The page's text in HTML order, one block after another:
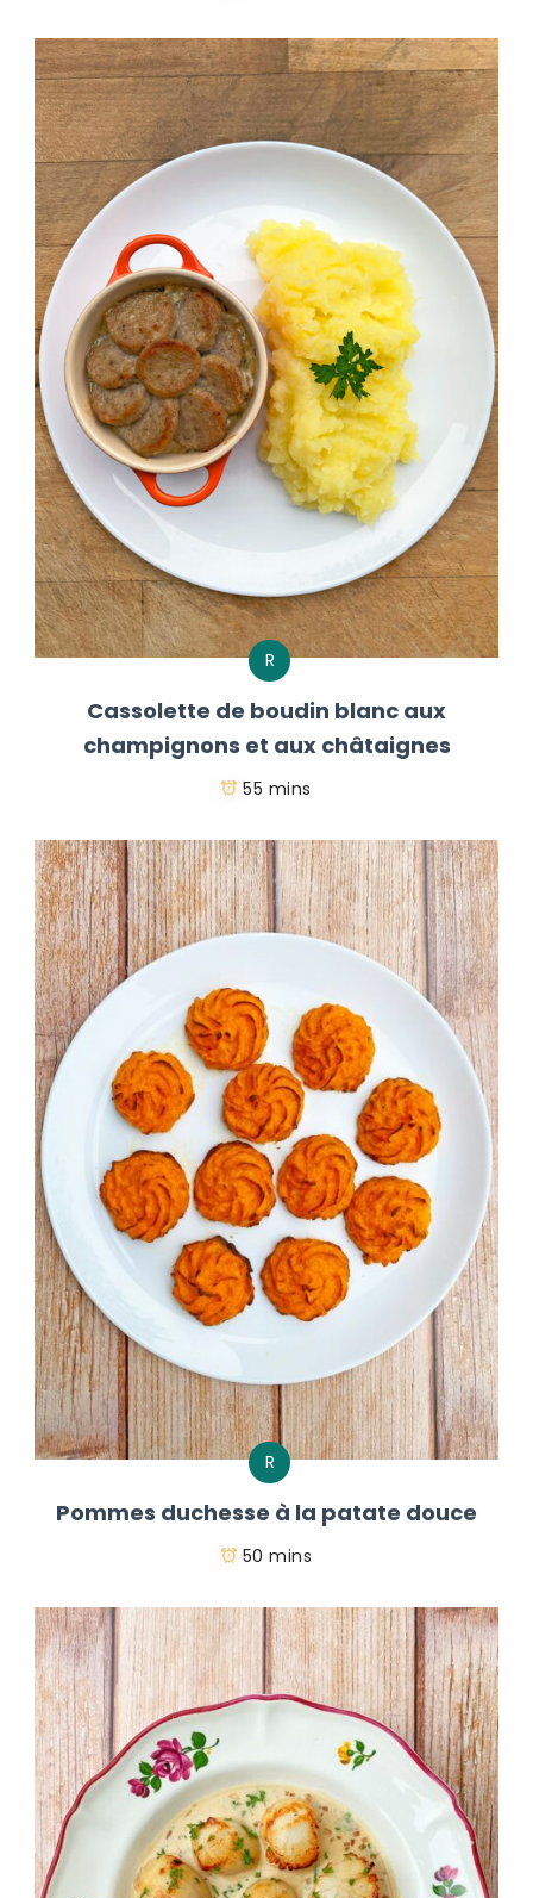
R
Cassolette de boudin blanc aux
champignons et aux châtaignes
55 mins
R
Pommes duchesse à la patate douce
50 mins